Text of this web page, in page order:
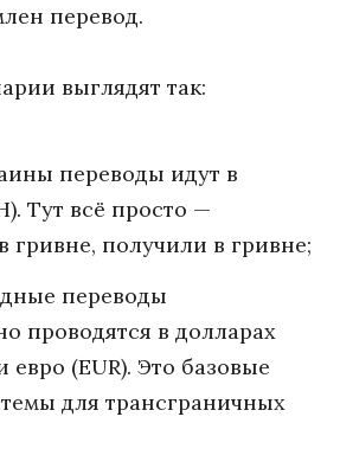
перевод.
выглядят так:
переводы идут в
Тут всё просто —
гривне, получили в гривне;
переводы
проводятся в долларах
(EUR). Это базовые
для трансграничных